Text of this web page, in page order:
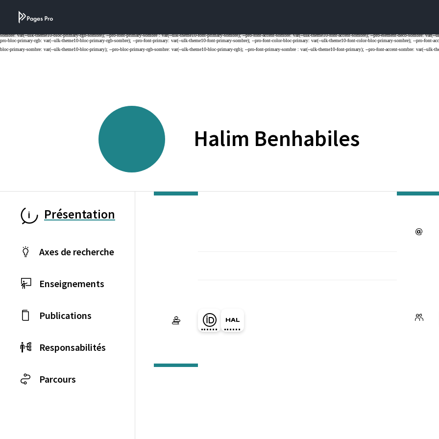
Halim Benhabiles
Page Orcid du membre (Ouverture dans une nouvelle
HAL halim-benhabiles (Ouverture dans une
Présentation
Axes de recherche
Enseignements
Publications
Responsabilités
Parcours